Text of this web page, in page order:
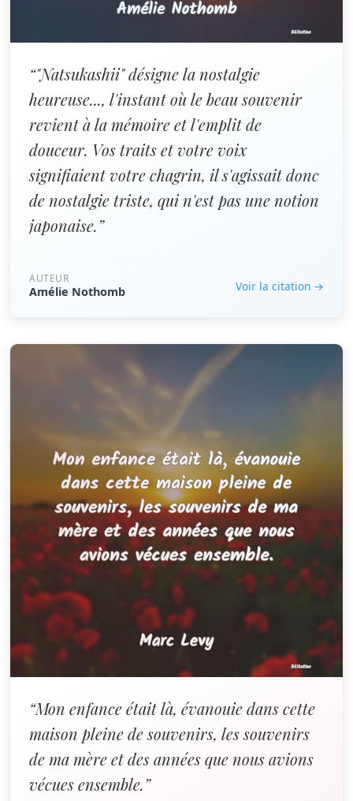
“"Natsukashii" désigne la nostalgie
heureuse..., l'instant où le beau souvenir
revient à la mémoire et l'emplit de
douceur. Vos traits et votre voix
signifiaient votre chagrin, il s'agissait donc
de nostalgie triste, qui n'est pas une notion
japonaise.”
AUTEUR
Amélie Nothomb Voir la citation →
“Mon enfance était là, évanouie dans cette
maison pleine de souvenirs, les souvenirs
de ma mère et des années que nous avions
vécues ensemble.”